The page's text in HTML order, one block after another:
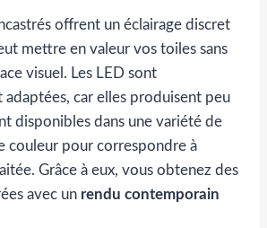
offrent un éclairage discret
mettre en valeur vos toiles sans
visuel. Les LED sont
car elles produisent peu
disponibles dans une variété de
couleur pour correspondre à
Grâce à eux, vous obtenez des
avec un rendu contemporain